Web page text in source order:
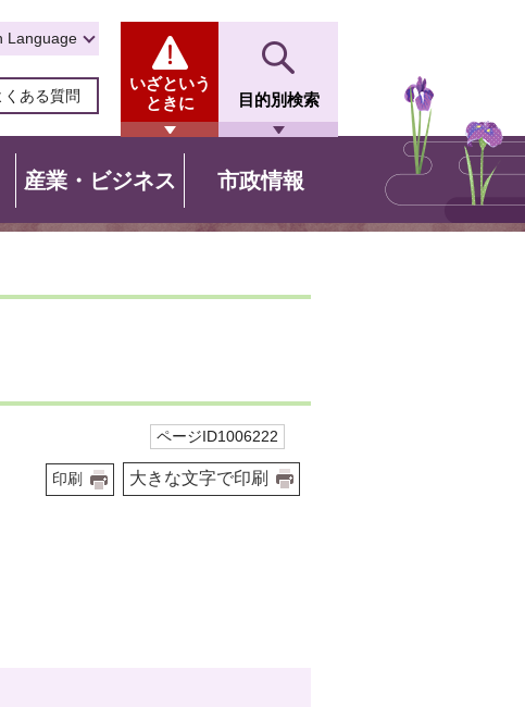
Language
くある質問
いざという
ときに
目的別検索
産業・ビジネス 市政情報
ページID1006222
印刷 大きな文字で印刷